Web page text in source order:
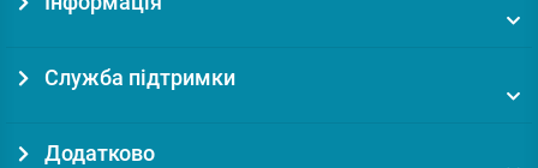
Служба підтримки
Додатково